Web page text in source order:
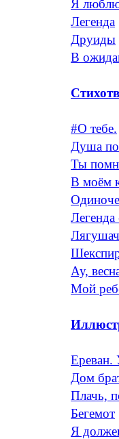
Я люблю
Легенда
Друиды
В
#О тебе.
Душа
Ты
В моём
Легенда
Ау,
Мой
Ереван.
Дом
Плачь,
Бегемот
Я